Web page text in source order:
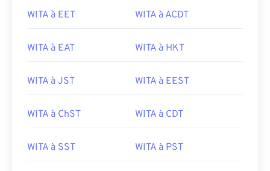
WITA à EET WITA à ACDT
WITA à EAT WITA à HKT
WITA à JST WITA à EEST
WITA à ChST WITA à CDT
WITA à SST WITA à PST